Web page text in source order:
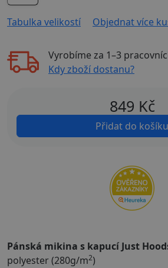
Tabulka velikostí Objednat více
Vyrobíme za 1–3
Kdy zboží dostanu?
849 Kč
Přidat do košíku
Pánská mikina s kapucí Just
polyester (280g/m2)